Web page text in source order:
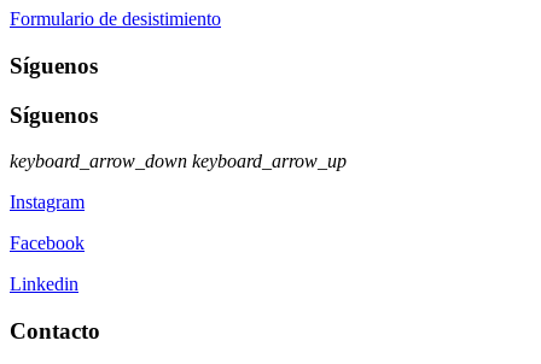
Formulario de desistimiento
Síguenos
Síguenos
keyboard_arrow_down keyboard_arrow_up
Instagram
Facebook
Linkedin
Contacto